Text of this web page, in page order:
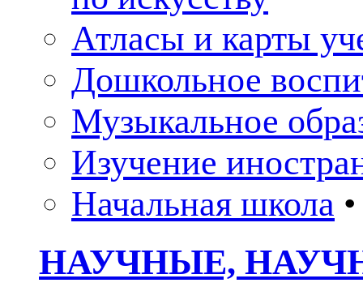
Атласы и карты
Дошкольное
Музыкальное
Изучение
Начальная школа •
НАУЧНЫЕ,